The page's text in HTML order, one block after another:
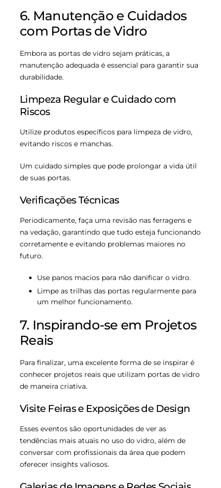
6. Manutenção e Cuidados
com Portas de Vidro
Embora as portas de vidro sejam práticas, a
manutenção adequada é essencial para garantir sua
durabilidade.
Limpeza Regular e Cuidado com
Riscos
Utilize produtos específicos para limpeza de vidro,
evitando riscos e manchas.
Um cuidado simples que pode prolongar a vida útil
de suas portas.
Verificações Técnicas
Periodicamente, faça uma revisão nas ferragens e
na vedação, garantindo que tudo esteja funcionando
corretamente e evitando problemas maiores no
futuro.
Use panos macios para não danificar o vidro.
Limpe as trilhas das portas regularmente para
um melhor funcionamento.
7. Inspirando-se em Projetos
Reais
Para finalizar, uma excelente forma de se inspirar é
conhecer projetos reais que utilizam portas de vidro
de maneira criativa.
Visite Feiras e Exposições de Design
Esses eventos são oportunidades de ver as
tendências mais atuais no uso do vidro, além de
conversar com profissionais da área que podem
oferecer insights valiosos.